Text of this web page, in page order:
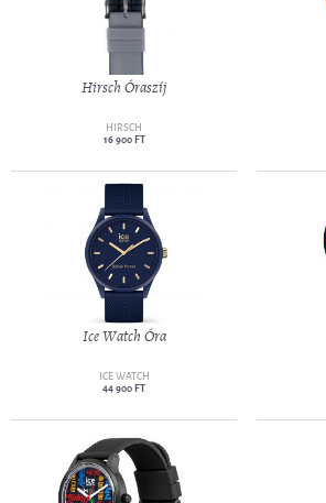
Hirsch Óraszíj
HIRSCH
16 900 FT
Ice Watch Óra
ICE WATCH
44 900 FT